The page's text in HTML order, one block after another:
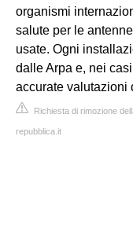
organismi
salute per le
usate. Ogni
dalle Arpa e, nei
accurate valutazioni
Richiesta di rimozione
repubblica.it